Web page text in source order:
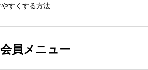
すくする方法
会員メニュー